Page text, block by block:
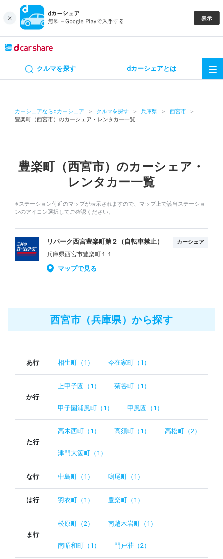
クルマを探す dカーシェアとは
カーシェアならdカーシェア クルマを探す 兵庫県
西宮市
豊楽町（西宮市）のカーシェア・レンタカー一覧
豊楽町（西宮市）のカーシェア・
レンタカー一覧
※ステーション付近のマップが表示されますので、マップ上で該当ステーショ
ンのアイコン選択してご確認ください。
リパーク西宮豊楽町第２（自転車禁止） カーシェア
兵庫県西宮市豊楽町１１
マップで見る
西宮市（兵庫県）から探す
あ行 相生町（1） 今在家町（1）
か行
上甲子園（1） 菊谷町（1）
甲子園浦風町（1） 甲風園（1）
た行
高木西町（1） 高須町（1） 高松町（2）
津門大箇町（1）
な行 中島町（1） 鳴尾町（1）
は行 羽衣町（1） 豊楽町（1）
ま行
松原町（2） 南越木岩町（1）
南昭和町（1） 門戸荘（2）
カーシェア
特集
アプリの使い方